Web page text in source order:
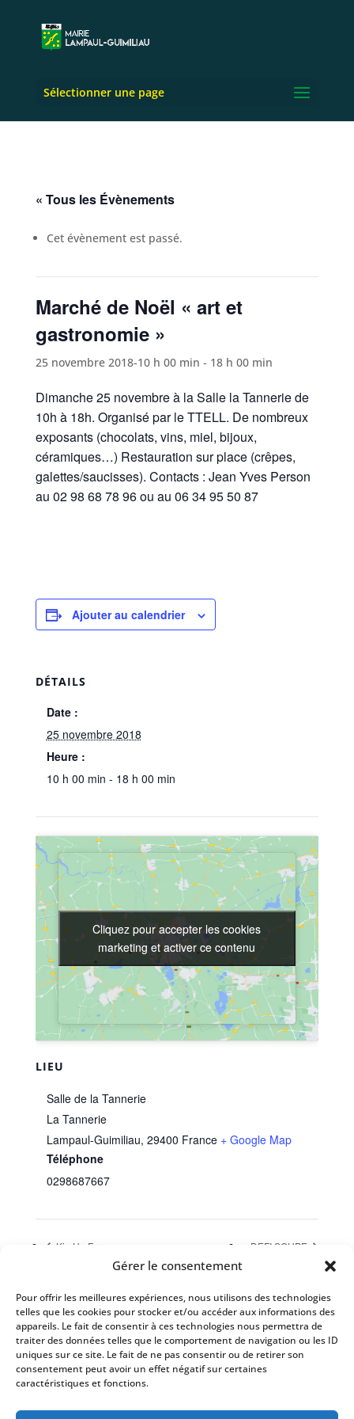
Gérer le consentement
Pour offrir les meilleures expériences, nous utilisons des technologies
telles que les cookies pour stocker et/ou accéder aux informations des
appareils. Le fait de consentir à ces technologies nous permettra de
traiter des données telles que le comportement de navigation ou les ID
uniques sur ce site. Le fait de ne pas consentir ou de retirer son
consentement peut avoir un effet négatif sur certaines
caractéristiques et fonctions.
Sélectionner une page
« Tous les Évènements
Cet évènement est passé.
Marché de Noël « art et
gastronomie »
25 novembre 2018-10 h 00 min - 18 h 00 min
Dimanche 25 novembre à la Salle la Tannerie de
10h à 18h. Organisé par le TTELL. De nombreux
exposants (chocolats, vins, miel, bijoux,
céramiques…) Restauration sur place (crêpes,
galettes/saucisses). Contacts : Jean Yves Person
au 02 98 68 78 96 ou au 06 34 95 50 87
Ajouter au calendrier
DÉTAILS
Date :
25 novembre 2018
Heure :
10 h 00 min - 18 h 00 min
LIEU
Salle de la Tannerie
La Tannerie
Lampaul-Guimiliau, 29400 France + Google Map
Téléphone
0298687667
Cliquez pour accepter les cookies
marketing et activer ce contenu
Cliquez pour accepter les cookies
marketing et activer ce contenu
Kig Ha Farz DEFI SOUPE
Évènements à venir
NoticeIl n’y a pas d’évènements à venir.